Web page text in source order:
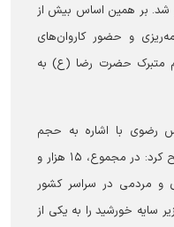
شد. بر همین اساس بیش از
و حضور کاروان‌های
متبرک حضرت رضا (ع) به
رضوی با اشاره به حجم
برنامه‌های اجرا شده در این دوره تصریح کرد: در مجموع، ۱۵ هزار و
و مردمی در سراسر کشور
سایه خورشید را به یکی از